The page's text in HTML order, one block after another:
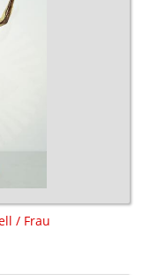
/ Frau